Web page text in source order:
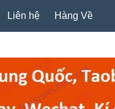
Liên hệ Hàng Về